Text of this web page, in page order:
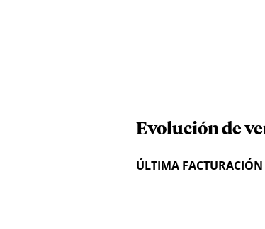
Evolución de
ÚLTIMA